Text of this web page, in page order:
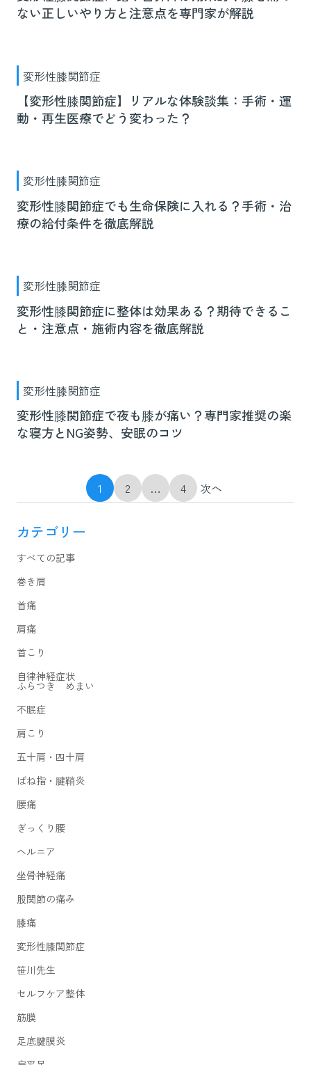
ない正しいやり方と注意点を専門家が解説
変形性膝関節症
【変形性膝関節症】リアルな体験談集：手術・運
動・再生医療でどう変わった？
変形性膝関節症
変形性膝関節症でも生命保険に入れる？手術・治
療の給付条件を徹底解説
変形性膝関節症
変形性膝関節症に整体は効果ある？期待できるこ
と・注意点・施術内容を徹底解説
変形性膝関節症
変形性膝関節症で夜も膝が痛い？専門家推奨の楽
な寝方とNG姿勢、安眠のコツ
の
ー
ジ
り
1 2 … 4 次へ
カテゴリー
すべての記事
巻き肩
首痛
肩痛
首こり
自律神経症状
ふらつき めまい
不眠症
肩こり
五十肩・四十肩
ばね指・腱鞘炎
腰痛
ぎっくり腰
ヘルニア
坐骨神経痛
股関節の痛み
膝痛
変形性膝関節症
笹川先生
セルフケア整体
筋膜
足底腱膜炎